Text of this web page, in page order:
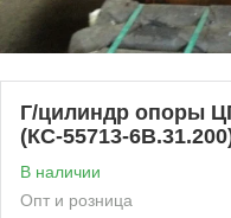
Г/цилиндр опоры
(КС-55713-
В наличии
Опт и розница